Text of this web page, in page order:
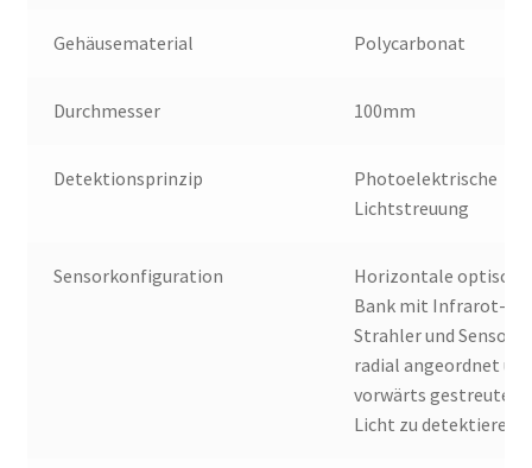
Gehäusematerial Polycarbonat
Durchmesser 100mm
Detektionsprinzip
Photoelektrische
Lichtstreuung
Sensorkonfiguration
Horizontale optische
Bank mit Infrarot-
Strahler und Sensor,
radial angeordnet um
vorwärts gestreutes
Licht zu detektieren.